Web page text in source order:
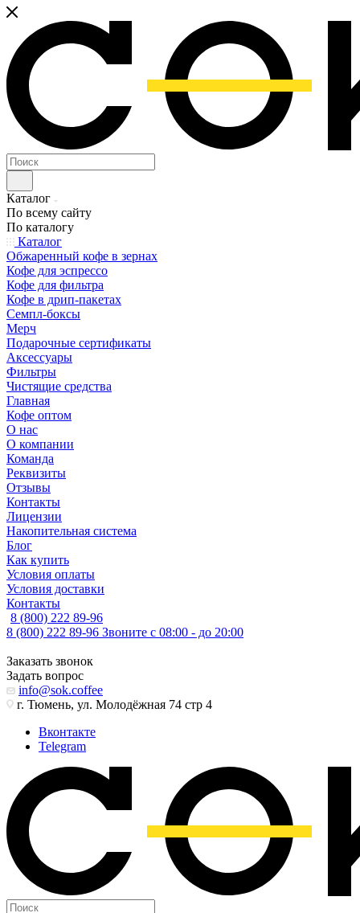
Каталог
По всему сайту
По каталогу
Каталог
Обжаренный кофе в зернах
Кофе для эспрессо
Кофе для фильтра
Кофе в дрип-пакетах
Семпл-боксы
Мерч
Подарочные сертификаты
Аксессуары
Фильтры
Чистящие средства
Главная
Кофе оптом
О нас
О компании
Команда
Реквизиты
Отзывы
Контакты
Лицензии
Накопительная система
Блог
Как купить
Условия оплаты
Условия доставки
Контакты
8 (800) 222 89-96
8 (800) 222 89-96 Звоните с 08:00 - до 20:00
Заказать звонок
Задать вопрос
info@sok.coffee
г. Тюмень, ул. Молодёжная 74 стр 4
Вконтакте
Telegram